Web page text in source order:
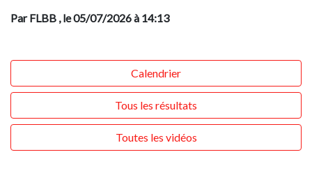
Par FLBB , le 05/07/2026 à 14:13
Calendrier
Tous les résultats
Toutes les vidéos